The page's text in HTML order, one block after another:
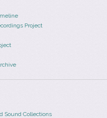
Project
Sound Collections